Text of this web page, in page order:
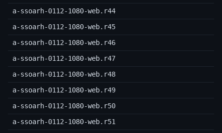
a-ssoarh-0112-1080-web.r44
a-ssoarh-0112-1080-web.r45
a-ssoarh-0112-1080-web.r46
a-ssoarh-0112-1080-web.r47
a-ssoarh-0112-1080-web.r48
a-ssoarh-0112-1080-web.r49
a-ssoarh-0112-1080-web.r50
a-ssoarh-0112-1080-web.r51